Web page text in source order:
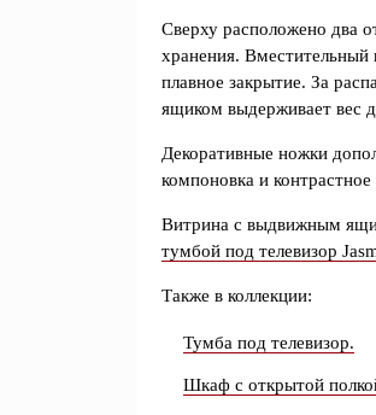
Сверху расположено два
хранения.
плавное закрытие. За
ящиком выдерживает вес
Декоративные ножки
компоновка и
Витрина с выдвижным
тумбой под телевизор
Также в коллекции:
Тумба под телевизор.
Шкаф с открытой